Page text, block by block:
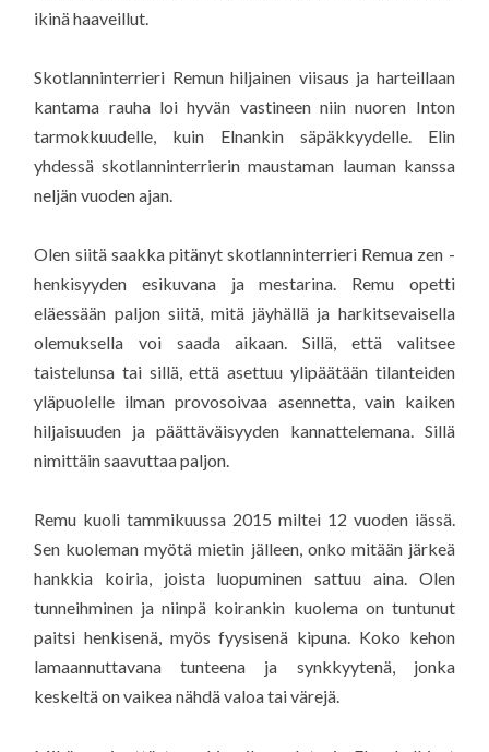
ikinä haaveillut.
Skotlanninterrieri Remun hiljainen viisaus ja harteillaan
kantama rauha loi hyvän vastineen niin nuoren Inton
tarmokkuudelle, kuin Elnankin säpäkkyydelle. Elin
yhdessä skotlanninterrierin maustaman lauman kanssa
neljän vuoden ajan.
Olen siitä saakka pitänyt skotlanninterrieri Remua zen -
henkisyyden esikuvana ja mestarina. Remu opetti
eläessään paljon siitä, mitä jäyhällä ja harkitsevaisella
olemuksella voi saada aikaan. Sillä, että valitsee
taistelunsa tai sillä, että asettuu ylipäätään tilanteiden
yläpuolelle ilman provosoivaa asennetta, vain kaiken
hiljaisuuden ja päättäväisyyden kannattelemana. Sillä
nimittäin saavuttaa paljon.
Remu kuoli tammikuussa 2015 miltei 12 vuoden iässä.
Sen kuoleman myötä mietin jälleen, onko mitään järkeä
hankkia koiria, joista luopuminen sattuu aina. Olen
tunneihminen ja niinpä koirankin kuolema on tuntunut
paitsi henkisenä, myös fyysisenä kipuna. Koko kehon
lamaannuttavana tunteena ja synkkyytenä, jonka
keskeltä on vaikea nähdä valoa tai värejä.